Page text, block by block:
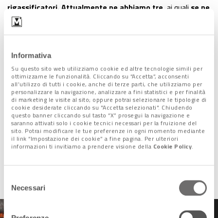
Informativa
Su questo sito web utilizziamo cookie ed altre tecnologie simili per
ottimizzarne le funzionalità. Cliccando su “Accetta”, acconsenti
all’utilizzo di tutti i cookie, anche di terze parti, che utilizziamo per
personalizzare la navigazione, analizzare a fini statistici e per finalità
di marketing le visite al sito; oppure potrai selezionare le tipologie di
cookie desiderate cliccando su "Accetta selezionati". Chiudendo
questo banner cliccando sul tasto “X” prosegui la navigazione e
saranno attivati solo i cookie tecnici necessari per la fruizione del
sito. Potrai modificare le tue preferenze in ogni momento mediante
il link “Impostazione dei cookie” a fine pagina. Per ulteriori
informazioni ti invitiamo a prendere visione della Cookie Policy.
del
consenso
Necessari
rigassificatori. Attualmente ne abbiamo tre, ai quali se ne
aggiungeranno altri due galleggianti,
periodo necessari».